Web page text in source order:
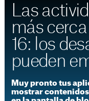
Las
más
16: los
pueden
Muy pronto tus
mostrar